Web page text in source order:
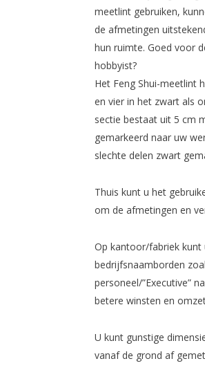
meetlint gebruiken,
de afmetingen
hun ruimte. Goed voor
hobbyist?
Het Feng Shui-meetlint
en vier in het zwart als
sectie bestaat uit 5 cm
gemarkeerd naar uw
slechte delen zwart
Thuis kunt u het
om de afmetingen en
Op kantoor/fabriek kunt
bedrijfsnaamborden
personeel/”Executive”
betere winsten en
U kunt gunstige
vanaf de grond af